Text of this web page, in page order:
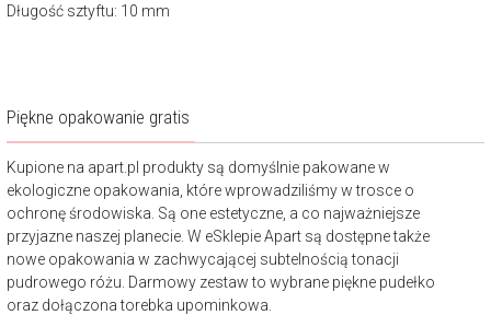
Długość sztyftu: 10 mm
Piękne opakowanie gratis
Kupione na apart.pl produkty są domyślnie pakowane w
ekologiczne opakowania, które wprowadziliśmy w trosce o
ochronę środowiska. Są one estetyczne, a co najważniejsze
przyjazne naszej planecie. W eSklepie Apart są dostępne także
nowe opakowania w zachwycającej subtelnością tonacji
pudrowego różu. Darmowy zestaw to wybrane piękne pudełko
oraz dołączona torebka upominkowa.